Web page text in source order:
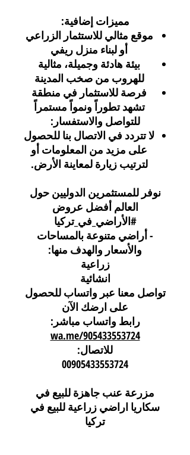
مميزات إضافية:
موقع مثالي للاستثمار الزراعي
أو لبناء منزل ريفي
بيئة هادئة وجميلة، مثالية
للهروب من صخب المدينة
فرصة للاستثمار في منطقة
تشهد تطوراً ونمواً مستمراً
للتواصل والاستفسار :
لا تتردد في الاتصال بنا للحصول
على مزيد من المعلومات أو
لترتيب زيارة لمعاينة الأرض.
نوفر للمستثمرين الدوليين حول
العالم أفضل عروض
#الأراضي_في_تركيا
- أراضي متنوعة بالمساحات
والأسعار والهدف منها:
زراعية
انشائية
تواصل معنا عبر واتساب للحصول
على ارضك الآن
رابط واتساب مباشر:
‏wa.me/905433553724
للاتصال:
00905433553724
مزرعة عنب جاهزة للبيع في
سكاريا اراضي زراعية للبيع في
تركيا